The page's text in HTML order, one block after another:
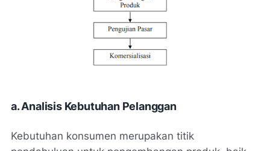
a. Analisis Kebutuhan Pelanggan
Kebutuhan konsumen merupakan titik